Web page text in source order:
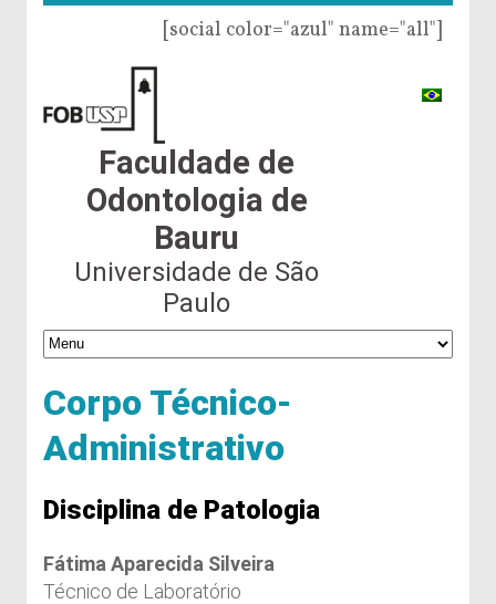
[social color="azul" name="all"]
Faculdade de
Odontologia de
Bauru
Universidade de São
Paulo
Corpo Técnico-
Administrativo
Disciplina de Patologia
Fátima Aparecida Silveira
Técnico de Laboratório